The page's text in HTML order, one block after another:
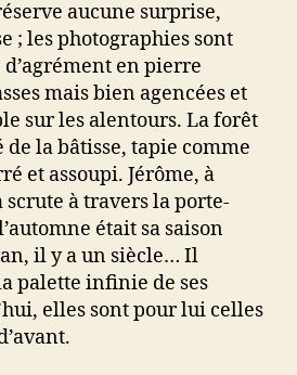
aucune surprise,
; les photographies sont
en pierre
mais bien agencées et
sur les alentours. La forêt
de la bâtisse, tapie comme
et assoupi. Jérôme, à
à travers la porte-
était sa saison
il y a un siècle… Il
palette infinie de ses
elles sont pour lui celles